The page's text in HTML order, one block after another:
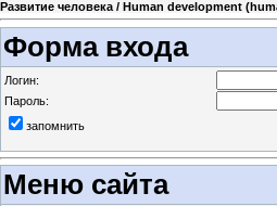
Развитие человека / Human development
Форма входа
Логин:
Пароль:
запомнить
Меню сайта